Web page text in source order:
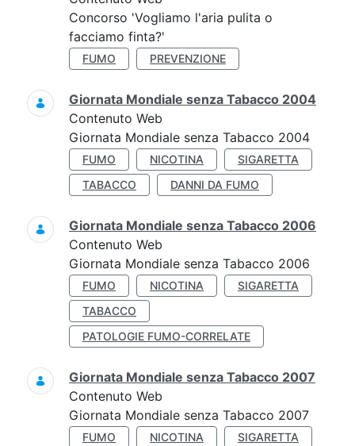
Concorso 'Vogliamo l'aria pulita o
facciamo finta?'
FUMO PREVENZIONE
Giornata Mondiale senza Tabacco 2004
Contenuto Web
Giornata Mondiale senza Tabacco 2004
FUMO NICOTINA
SIGARETTA
TABACCO
DANNI DA FUMO
Giornata Mondiale senza Tabacco 2006
Contenuto Web
Giornata Mondiale senza Tabacco 2006
FUMO NICOTINA
SIGARETTA
TABACCO
PATOLOGIE FUMO-CORRELATE
Giornata Mondiale senza Tabacco 2007
Contenuto Web
Giornata Mondiale senza Tabacco 2007
FUMO NICOTINA
SIGARETTA